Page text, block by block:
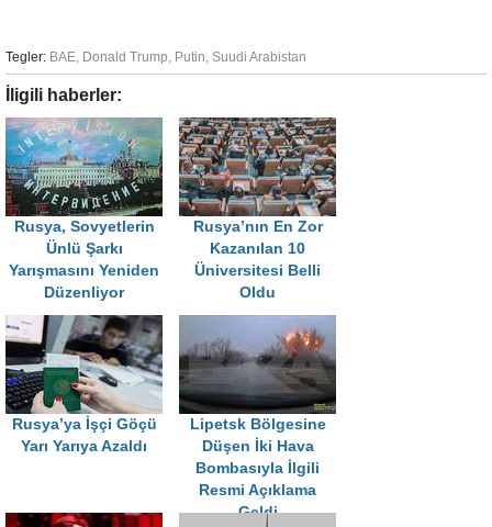
Tegler: BAE, Donald Trump, Putin, Suudi Arabistan
İligili haberler:
Rusya, Sovyetlerin
Ünlü Şarkı
Yarışmasını Yeniden
Düzenliyor
Rusya’nın En Zor
Kazanılan 10
Üniversitesi Belli
Oldu
Rusya’ya İşçi Göçü
Yarı Yarıya Azaldı
Lipetsk Bölgesine
Düşen İki Hava
Bombasıyla İlgili
Resmi Açıklama
Geldi